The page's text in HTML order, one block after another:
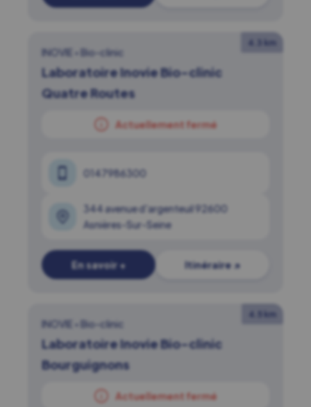
4.3 km
INOVIE • Bio-clinic
Laboratoire Inovie Bio-clinic
Quatre Routes
Actuellement fermé
0147986300
344 avenue d'argenteuil 92600
Asnières-Sur-Seine
En savoir + Itinéraire ↗
4.5 km
INOVIE • Bio-clinic
Laboratoire Inovie Bio-clinic
Bourguignons
Actuellement fermé